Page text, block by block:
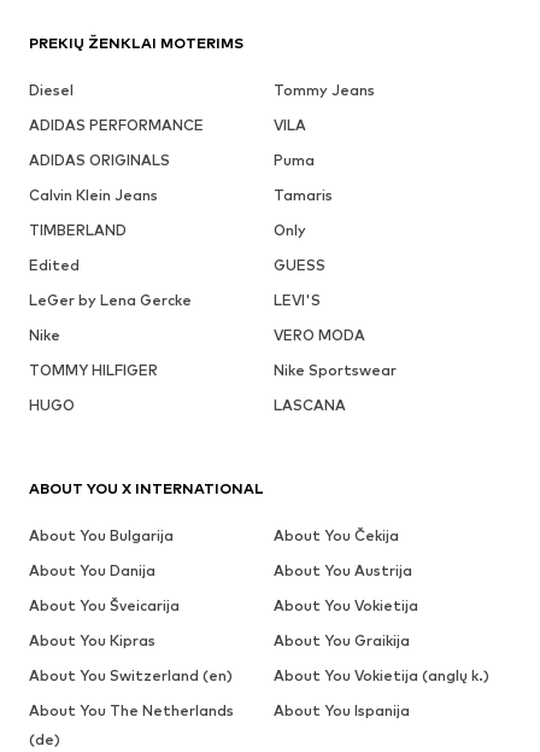
PREKIŲ ŽENKLAI MOTERIMS
Diesel
Tommy Jeans
ADIDAS PERFORMANCE
VILA
ADIDAS ORIGINALS
Puma
Calvin Klein Jeans
Tamaris
TIMBERLAND
Only
Edited
GUESS
LeGer by Lena Gercke
LEVI'S
Nike
VERO MODA
TOMMY HILFIGER
Nike Sportswear
HUGO
LASCANA
ABOUT YOU X INTERNATIONAL
About You Bulgarija
About You Čekija
About You Danija
About You Austrija
About You Šveicarija
About You Vokietija
About You Kipras
About You Graikija
About You Switzerland (en)
About You Vokietija (anglų k.)
About You The Netherlands
(de)
About You Ispanija